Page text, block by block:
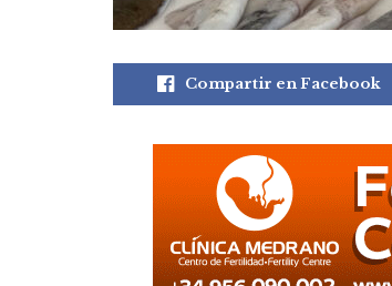
Compartir en Facebook